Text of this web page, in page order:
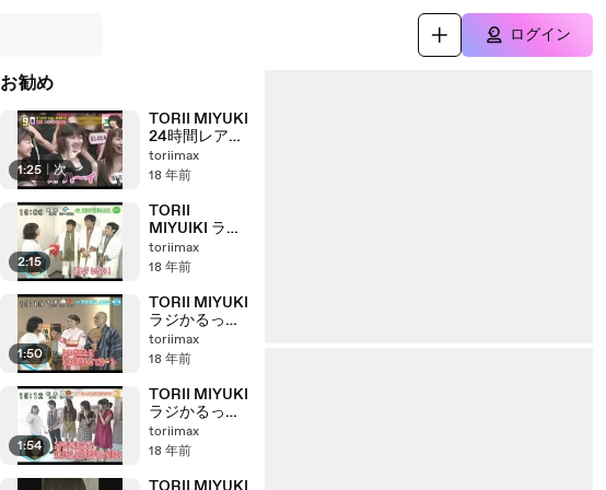
ログイン
お勧め
1:25 | 次
TORII MIYUKI
24時間レア映
像
toriimax
18 年前
2:15
TORII
MIYUIKI ラジ
かるっ080828
with悲愴感
toriimax
18 年前
1:50
TORII MIYUKI
ラジかるっ
80731 ミム
ラ＆津川
toriimax
18 年前
1:54
TORII MIYUKI
ラジかるっ
80717 野久保
＆関めぐみ
toriimax
18 年前